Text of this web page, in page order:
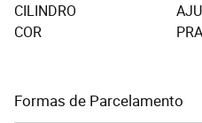
CILINDRO
COR
Formas de Parcelamento